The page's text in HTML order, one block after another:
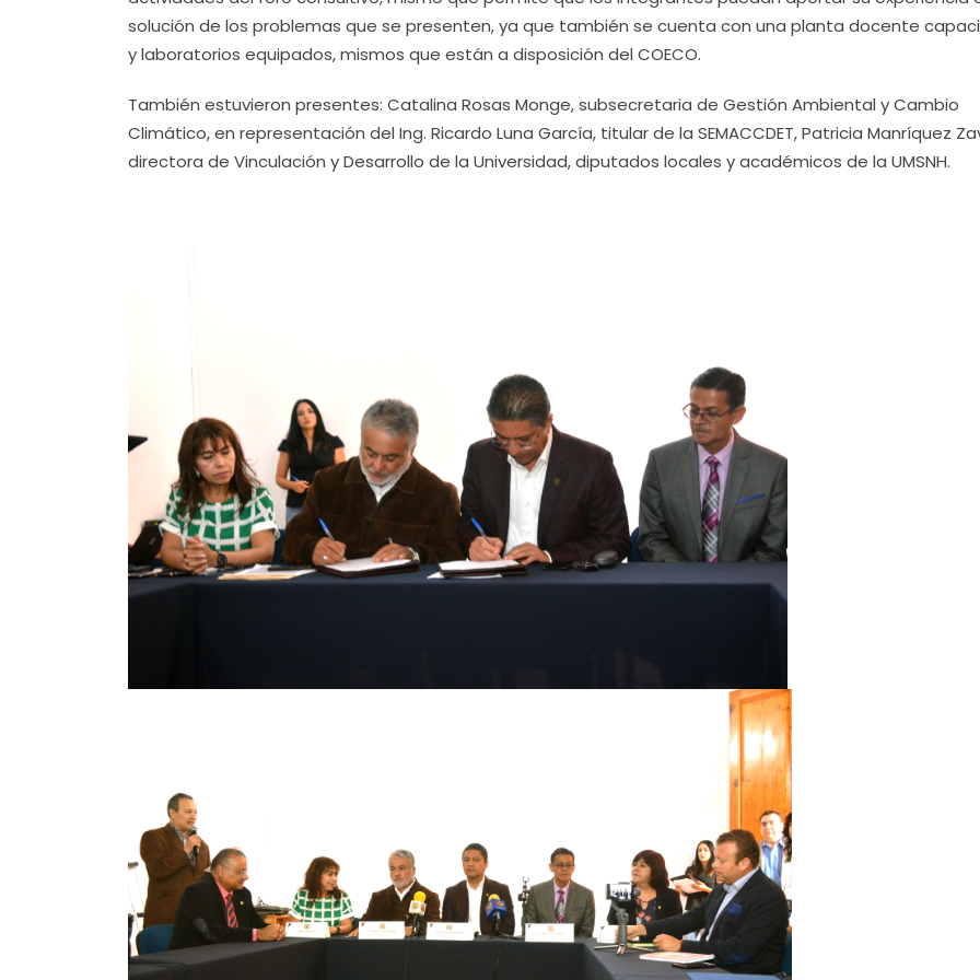
solución de los problemas que se presenten, ya que también se cuenta con una planta docente
y laboratorios equipados, mismos que están a disposición del COECO.
También estuvieron presentes: Catalina Rosas Monge, subsecretaria de Gestión Ambiental y Cambio
Climático, en representación del Ing. Ricardo Luna García, titular de la SEMACCDET, Patricia Manríquez
directora de Vinculación y Desarrollo de la Universidad, diputados locales y académicos de la UMSNH.